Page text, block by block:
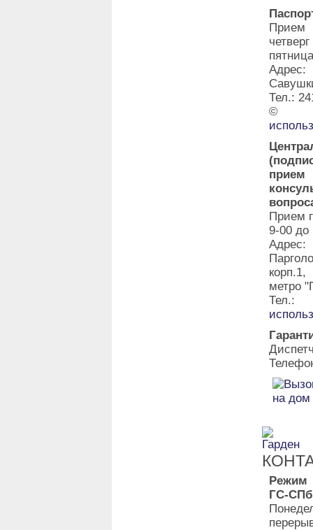
Прием
Адрес:
Тел.:
©
Прием
9-00 до
Адрес:
метро
Тел.:
Режим
ГС-